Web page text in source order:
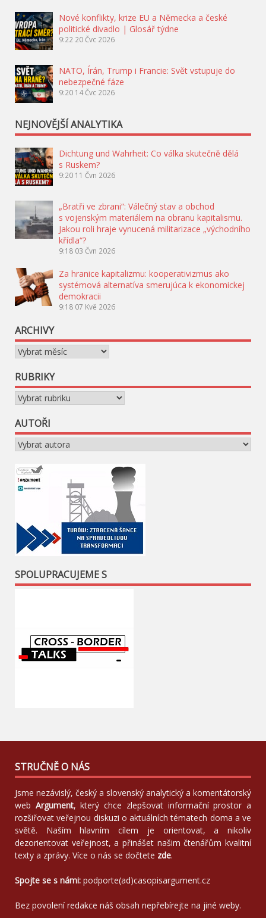
Nové konflikty, krize EU a Německa a české
politické divadlo | Glosář týdne
9:22 20 Čvc 2026
NATO, Írán, Trump i Francie: Svět vstupuje do
nebezpečné fáze
9:20 14 Čvc 2026
NEJNOVĚJŠÍ ANALYTIKA
Dichtung und Wahrheit: Co válka skutečně dělá
s Ruskem?
9:20 11 Čvn 2026
„Bratři ve zbrani“: Válečný stav a obchod
s vojenským materiálem na obranu kapitalismu.
Jakou roli hraje vynucená militarizace „východního
křídla“?
9:18 03 Čvn 2026
Za hranice kapitalizmu: kooperativizmus ako
systémová alternatíva smerujúca k ekonomickej
demokracii
9:18 07 Kvě 2026
ARCHIVY
Archivy
RUBRIKY
Rubriky
AUTOŘI
SPOLUPRACUJEME S
STRUČNĚ O NÁS
Jsme nezávislý, český a slovenský analytický a komentátorský
web Argument, který chce zlepšovat informační prostor a
rozšiřovat veřejnou diskuzi o aktuálních tématech doma a ve
světě. Naším hlavním cílem je orientovat, a nikoliv
dezorientovat veřejnost, a přinášet našim čtenářům kvalitní
texty a zprávy. Více o nás se dočtete zde.
Spojte se s námi: podporte(ad)casopisargument.cz
Bez povolení redakce náš obsah nepřebírejte na jiné weby.